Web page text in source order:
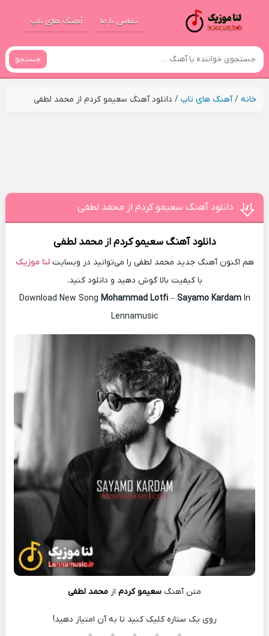
تماس با ما آهنگ های تاپ
جستجو
خانه/آهنگ های تاپ/ دانلود آهنگ سعیمو کردم از محمد لطفی
دانلود آهنگ سعیمو کردم از محمد لطفی
دانلود آهنگ سعیمو کردمازمحمد لطفی
هم اکنون آهنگ جدید محمد لطفی را می‌توانید در وبسایتلنا موزیک
با کیفیت بالا گوش دهید و دانلود کنید.
Download New Song Mohammad Lotfi– Sayamo KardamIn
Lennamusic
متن آهنگ سعیمو کردم از محمد لطفی
روی یک ستاره کلیک کنید تا به آن امتیاز دهید!